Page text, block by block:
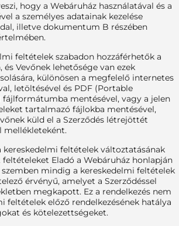
hogy a Webáruház használatával és a
a személyes adatainak kezelése
illetve dokumentum B részében
feltételek szabadon hozzáférhetők a
és Vevőnek lehetősége van ezek
különösen a megfelelő internetes
letöltésével és PDF (Portable
mentésével, vagy a jelen
tartalmazó fájlokba mentésével,
küld el a Szerződés létrejöttét
mellékleteként.
kereskedelmi feltételek változtatásának
Eladó a Webáruház honlapján
szemben mindig a kereskedelmi feltételek
érvényű, amelyet a Szerződéssel
megkapott. Ez a rendelkezés nem
feltételek előző rendelkezésének hatálya
és kötelezettségeket.